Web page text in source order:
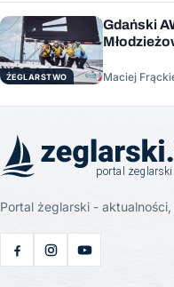
ŻEGLARSTWO
Gdański
Maciej
Portal żeglarski -